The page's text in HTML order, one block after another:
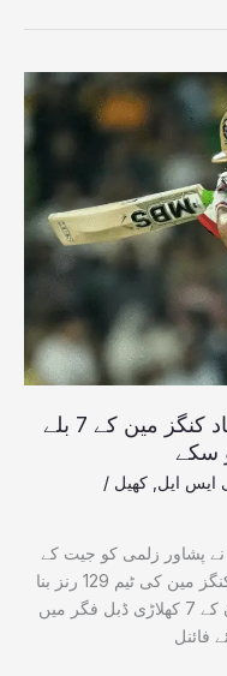
پی ایس ایل فائنل معرکہ، حیدرآباد کنگز مین کے 7 بلے
سکے
ایس ایل کھیل /
نے پشاور زلمی کو جیت کے
لیے 130 رنز کا ہدف دے دیا ہے۔ حیدرآباد کنگز مین کی ٹیم 129 رنز بنا
کر آؤٹ ہوگئی جبکہ حیران کن طور پر ان کے 7 کھلاڑی ڈبل فگر میں
فائنل